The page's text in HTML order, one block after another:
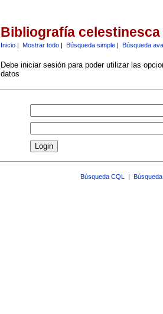
Bibliografía celestinesca
Inicio| Mostrar todo| Búsqueda simple| Búsqueda
Debe iniciar sesión para poder utilizar las
datos
Búsqueda CQL |